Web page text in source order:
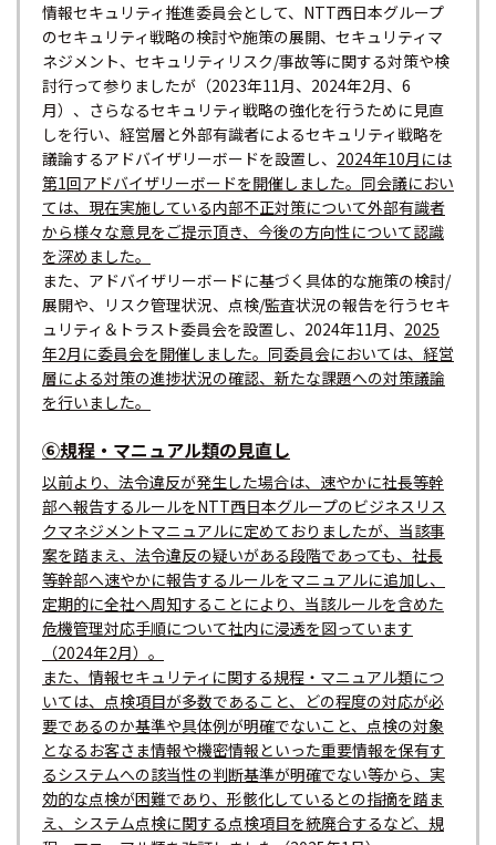
情報セキュリティ推進委員会として、NTT西日本グループ
のセキュリティ戦略の検討や施策の展開、セキュリティマ
ネジメント、セキュリティリスク/事故等に関する対策や検
討行って参りましたが（2023年11月、2024年2月、6
月）、さらなるセキュリティ戦略の強化を行うために見直
しを行い、経営層と外部有識者によるセキュリティ戦略を
議論するアドバイザリーボードを設置し、 2024年10月には
第1回アドバイザリーボードを開催しました。同会議におい
ては、現在実施している内部不正対策について外部有識者
から様々な意見をご提示頂き、今後の方向性について認識
を深めました。
また、アドバイザリーボードに基づく具体的な施策の検討/
展開や、リスク管理状況、点検/監査状況の報告を行うセキ
ュリティ＆トラスト委員会を設置し、2024年11月、 2025
年2月に委員会を開催しました。同委員会においては、経営
層による対策の進捗状況の確認、新たな課題への対策議論
を行いました。
⑥規程・マニュアル類の見直し
以前より、法令違反が発生した場合は、速やかに社長等幹
部へ報告するルールをNTT西日本グループのビジネスリス
クマネジメントマニュアルに定めておりましたが、当該事
案を踏まえ、法令違反の疑いがある段階であっても、社長
等幹部へ速やかに報告するルールをマニュアルに追加し、
定期的に全社へ周知することにより、当該ルールを含めた
危機管理対応手順について社内に浸透を図っています
（2024年2月）。
また、情報セキュリティに関する規程・マニュアル類につ
いては、点検項目が多数であること、どの程度の対応が必
要であるのか基準や具体例が明確でないこと、点検の対象
となるお客さま情報や機密情報といった重要情報を保有す
るシステムへの該当性の判断基準が明確でない等から、実
効的な点検が困難であり、形骸化しているとの指摘を踏ま
え、システム点検に関する点検項目を統廃合するなど、規